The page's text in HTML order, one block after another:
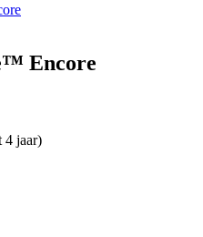
Encore
4 jaar)